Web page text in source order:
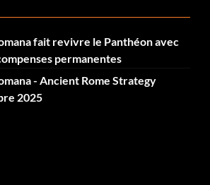
fait revivre le Panthéon avec
permanentes
- Ancient Rome Strategy
2025